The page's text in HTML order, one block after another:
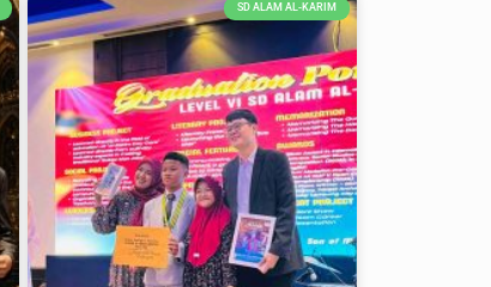
SD ALAM AL-KARIM